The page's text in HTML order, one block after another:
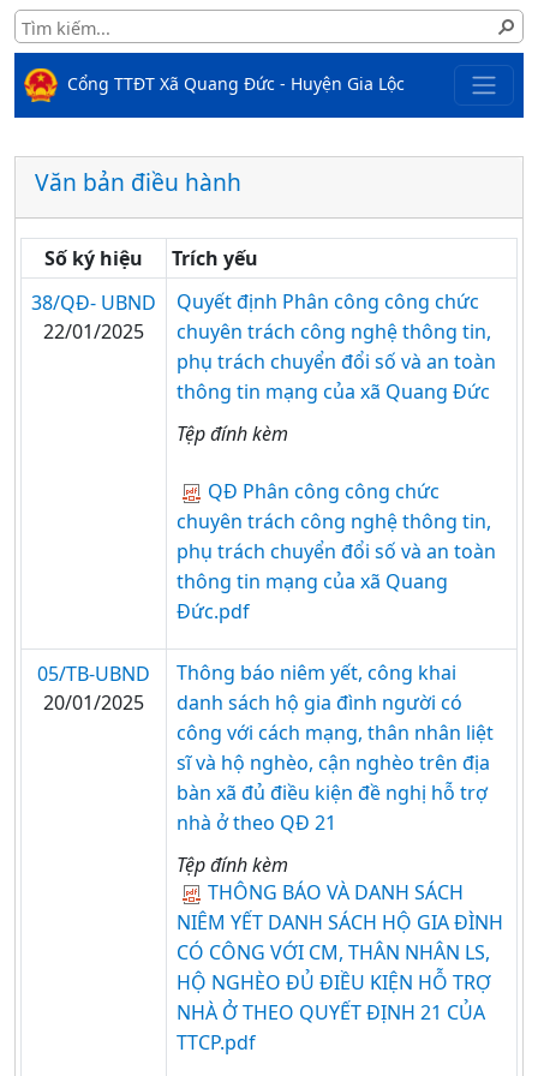
Cổng TTĐT Xã Quang Đức - Huyện Gia Lộc
Văn bản điều hành
Số ký hiệu
Trích yếu
38/QĐ- UBND
22/01/2025
Quyết định Phân công công chức
chuyên trách công nghệ thông tin,
phụ trách chuyển đổi số và an toàn
thông tin mạng của xã Quang Đức
Tệp đính kèm
QĐ Phân công công chức
chuyên trách công nghệ thông tin,
phụ trách chuyển đổi số và an toàn
thông tin mạng của xã Quang
Đức.pdf
05/TB-UBND
20/01/2025
Thông báo niêm yết, công khai
danh sách hộ gia đình người có
công với cách mạng, thân nhân liệt
sĩ và hộ nghèo, cận nghèo trên địa
bàn xã đủ điều kiện đề nghị hỗ trợ
nhà ở theo QĐ 21
Tệp đính kèm
THÔNG BÁO VÀ DANH SÁCH
NIÊM YẾT DANH SÁCH HỘ GIA ĐÌNH
CÓ CÔNG VỚI CM, THÂN NHÂN LS,
HỘ NGHÈO ĐỦ ĐIỀU KIỆN HỖ TRỢ
NHÀ Ở THEO QUYẾT ĐỊNH 21 CỦA
TTCP.pdf